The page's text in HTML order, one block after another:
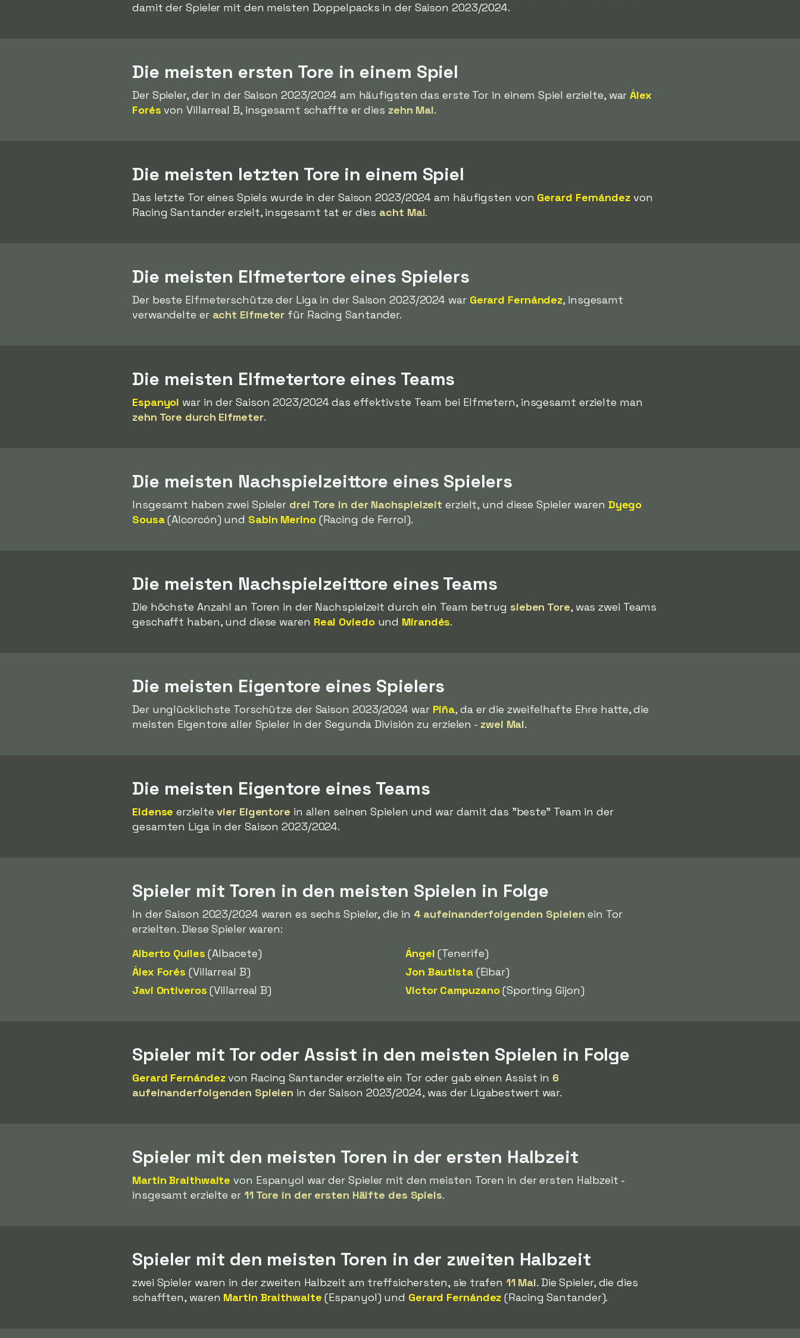
damit der Spieler mit den meisten Doppelpacks in der Saison 2023/2024.
Die meisten ersten Tore in einem Spiel
Der Spieler, der in der Saison 2023/2024 am häufigsten das erste Tor in einem Spiel erzielte, warÁlex
Forés von Villarreal B, insgesamt schaffte er dies zehn Mal.
Die meisten letzten Tore in einem Spiel
Das letzte Tor eines Spiels wurde in der Saison 2023/2024 am häufigsten von Gerard Fernándezvon
Racing Santander erzielt, insgesamt tat er dies acht Mal.
Die meisten Elfmetertore eines Spielers
Der beste Elfmeterschütze der Liga in der Saison 2023/2024 war Gerard Fernández, insgesamt
verwandelte er acht Elfmeter für Racing Santander.
Die meisten Elfmetertore eines Teams
Espanyol war in der Saison 2023/2024 das effektivste Team bei Elfmetern, insgesamt erzielte man
zehn Tore durch Elfmeter.
Die meisten Nachspielzeittore eines Spielers
Insgesamt haben zwei Spieler drei Tore in der Nachspielzeit erzielt, und diese Spieler waren Dyego
Sousa(Alcorcón) und Sabin Merino(Racing de Ferrol).
Die meisten Nachspielzeittore eines Teams
Die höchste Anzahl an Toren in der Nachspielzeit durch ein Team betrug sieben Tore, was zwei Teams
geschafft haben, und diese waren Real Oviedound Mirandés.
Die meisten Eigentore eines Spielers
Der unglücklichste Torschütze der Saison 2023/2024 war Piña, da er die zweifelhafte Ehre hatte, die
meisten Eigentore aller Spieler in der Segunda División zu erzielen - zwei Mal.
Die meisten Eigentore eines Teams
Eldense erzieltevier Eigentore in allen seinen Spielen und war damit das "beste" Team in der
gesamten Liga in der Saison 2023/2024.
Spieler mit Toren in den meisten Spielen in Folge
In der Saison 2023/2024 waren es sechs Spieler, die in 4 aufeinanderfolgenden Spielen ein Tor
erzielten. Diese Spieler waren:
Alberto Quiles (Albacete)
Álex Forés (Villarreal B)
Javi Ontiveros (Villarreal B)
Ángel (Tenerife)
Jon Bautista(Eibar)
Victor Campuzano(Sporting Gijon)
Spieler mit Tor oder Assist in den meisten Spielen in Folge
Gerard Fernándezvon Racing Santander erzielte ein Tor oder gab einen Assist in 6
aufeinanderfolgenden Spielen in der Saison 2023/2024, was der Ligabestwert war.
Spieler mit den meisten Toren in der ersten Halbzeit
Martin Braithwaite von Espanyol war der Spieler mit den meisten Toren in der ersten Halbzeit -
insgesamt erzielte er 11 Tore in der ersten Hälfte des Spiels.
Spieler mit den meisten Toren in der zweiten Halbzeit
zwei Spieler waren in der zweiten Halbzeit am treffsichersten, sie trafen 11 Mal. Die Spieler, die dies
schafften, waren Martin Braithwaite (Espanyol) und Gerard Fernández (Racing Santander).